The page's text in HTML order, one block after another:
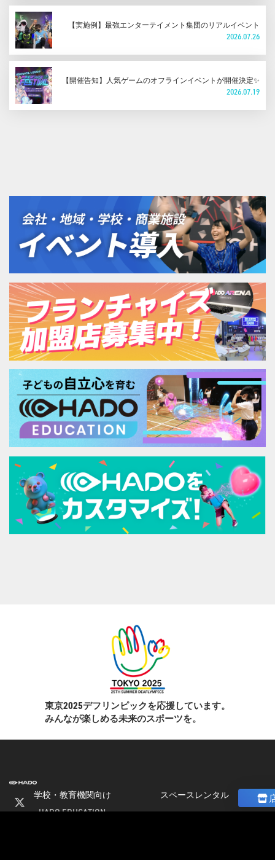
【実施例】最強エンターテイメント集団のリアルイベント
2026.07.26
【開催告知】人気ゲームのオフラインイベントが開催決定✨
2026.07.19
東京2025デフリンピックを応援しています。
みんなが楽しめる未来のスポーツを。
学校・教育機関向け
HADO EDUCATION
スペースレンタル